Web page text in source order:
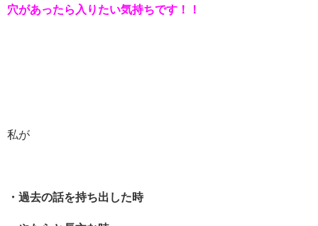
穴があったら入りたい気持ちです！！
私が
・過去の話を持ち出した時